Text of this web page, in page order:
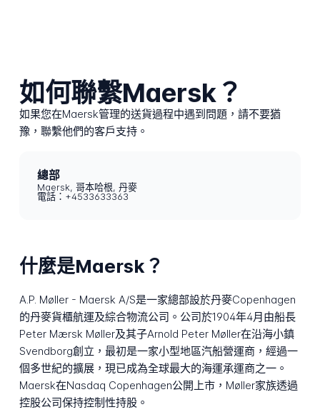
如何聯繫Maersk？
如果您在Maersk管理的送貨過程中遇到問題，請不要猶
豫，聯繫他們的客戶支持。
總部
Maersk, 哥本哈根, 丹麥
電話：+4533633363
什麼是Maersk？
A.P. Møller - Maersk A/S是一家總部設於丹麥Copenhagen
的丹麥貨櫃航運及綜合物流公司。公司於1904年4月由船長
Peter Mærsk Møller及其子Arnold Peter Møller在沿海小鎮
Svendborg創立，最初是一家小型地區汽船營運商，經過一
個多世紀的擴展，現已成為全球最大的海運承運商之一。
Maersk在Nasdaq Copenhagen公開上市，Møller家族透過
控股公司保持控制性持股。